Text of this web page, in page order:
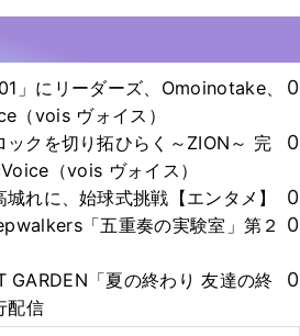
」にリーダーズ、Omoinotake、
（vois ヴォイス）
0
ックを切り拓ひらく～ZION～ 完
（vois ヴォイス）
0
城れに、始球式挑戦【エンタメ】
0
「五重奏の実験室」第２ 0
GARDEN「夏の終わり 友達の終
配信
0